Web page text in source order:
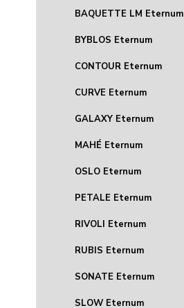
BAQUETTE LM Eternum
BYBLOS Eternum
CONTOUR Eternum
CURVE Eternum
GALAXY Eternum
MAHÉ Eternum
OSLO Eternum
PETALE Eternum
RIVOLI Eternum
RUBIS Eternum
SONATE Eternum
SLOW Eternum